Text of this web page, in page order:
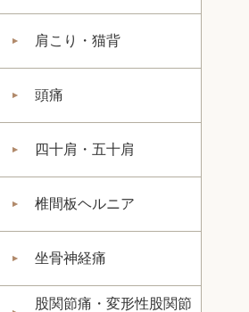
肩こり・猫背
頭痛
四十肩・五十肩
椎間板ヘルニア
坐骨神経痛
股関節痛・変形性股関節